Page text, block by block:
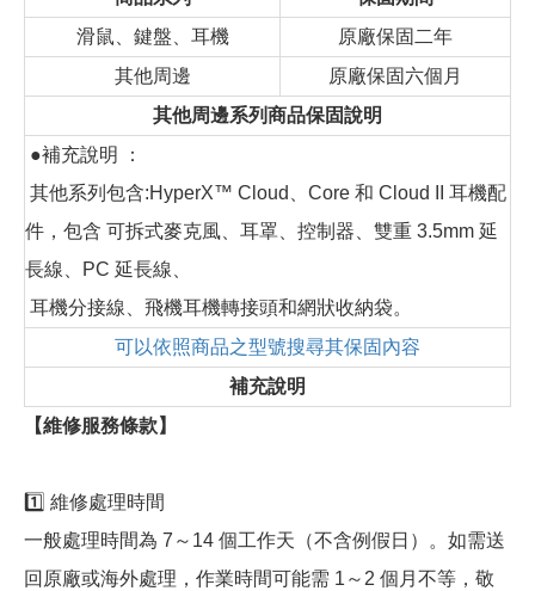
滑鼠、鍵盤、耳機
原廠保固二年
其他周邊
原廠保固六個月
其他周邊系列商品保固說明
●補充說明 ：
其他系列包含:HyperX™ Cloud、Core 和 Cloud II 耳機配
件，包含 可拆式麥克風、耳罩、控制器、雙重 3.5mm 延
長線、PC 延長線、
耳機分接線、飛機耳機轉接頭和網狀收納袋。
可以依照商品之型號搜尋其保固內容
補充說明
【維修服務條款】
1️⃣ 維修處理時間
一般處理時間為 7～14 個工作天（不含例假日）。如需送
回原廠或海外處理，作業時間可能需 1～2 個月不等，敬